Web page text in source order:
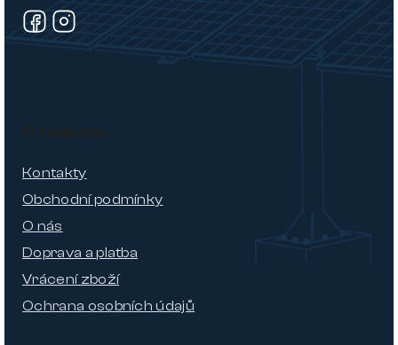
O nákupu
Kontakty
Obchodní podmínky
O nás
Doprava a platba
Vrácení zboží
Ochrana osobních údajů